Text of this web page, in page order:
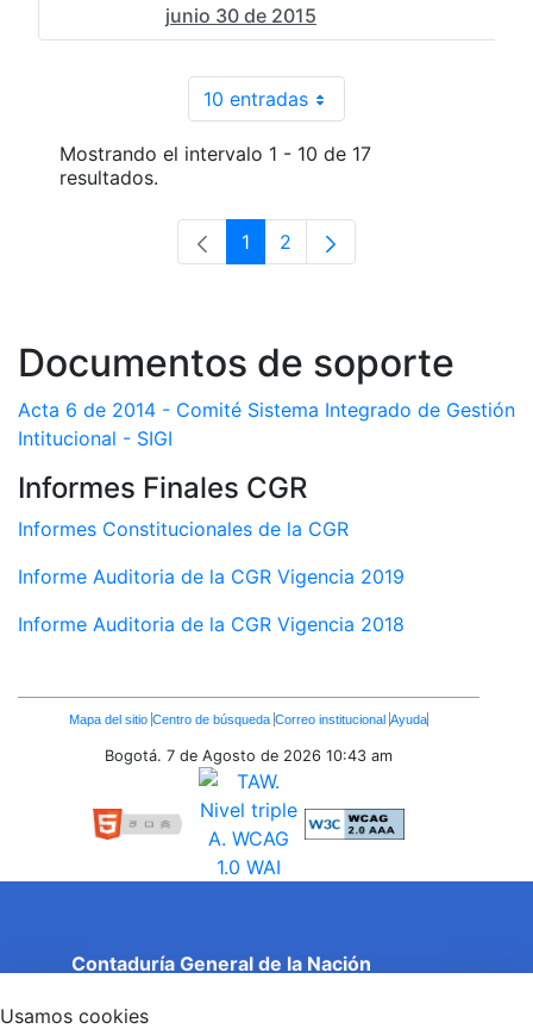
junio 30 de 2015
10 entradasPor página
Mostrando el intervalo 1 - 10 de 17
resultados.
Página
1 Página
2
Documentos de soporte
Acta 6 de 2014 - Comité Sistema Integrado de Gestión
Intitucional - SIGI
Informes Finales CGR
Informes Constitucionales de la CGR
Informe Auditoria de la CGR Vigencia 2019
Informe Auditoria de la CGR Vigencia 2018
Enlaces
Inferiores
Mapa del sitio Centro de búsqueda Correo institucional Ayuda
Bogotá. 7 de Agosto de 2026 10:43 am
Contaduría General de la Nación
Entidad adscrita al Ministerio de Hacienda y Crédito
Usamos cookies